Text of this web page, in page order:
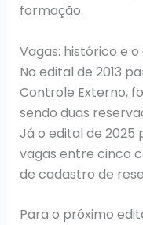
formação.
Vagas: histórico e
No edital de 2013
Controle Externo,
sendo duas
Já o edital de 2025
vagas entre cinco
de cadastro de
Para o próximo